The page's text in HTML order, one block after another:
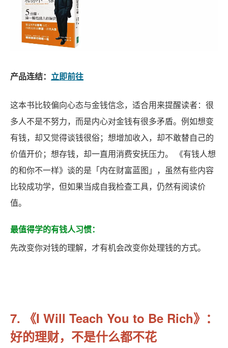
产品连结： 立即前往
这本书比较偏向心态与金钱信念，适合用来提醒读者：很
多人不是不努力，而是内心对金钱有很多矛盾。例如想变
有钱，却又觉得谈钱很俗；想增加收入，却不敢替自己的
价值开价；想存钱，却一直用消费安抚压力。 《有钱人想
的和你不一样》谈的是「内在财富蓝图」，虽然有些内容
比较成功学，但如果当成自我检查工具，仍然有阅读价
值。
最值得学的有钱人习惯：
先改变你对钱的理解，才有机会改变你处理钱的方式。
7. 《I Will Teach You to Be Rich》：
好的理财，不是什么都不花